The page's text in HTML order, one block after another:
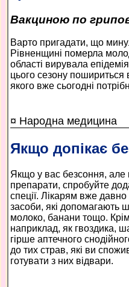
Вакциною по
Варто пригадати, що
Рівненщині померла
області вирувала
цього сезону пошириться
якого вже сьогодні
¤ Народна медицина
Якщо допікає
Якщо у вас безсоння, але
препарати, спробуйте
спеції. Лікарям вже давно
засоби, які допомагають
молоко, банани тощо. Крім
наприклад, як гвоздика,
гірше аптечного
до тих страв, які ви
готувати з них відвари.